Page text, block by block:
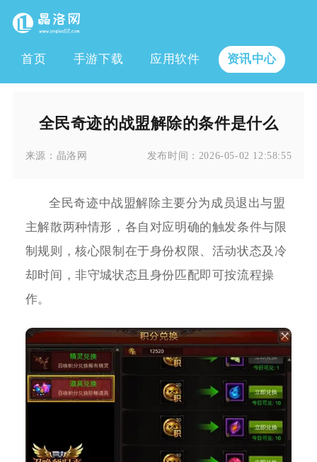
首页 手游下载 应用软件 资讯中心
全民奇迹的战盟解除的条件是什么
来源： 晶洛网 发布时间： 2026-05-02 12:58:55
全民奇迹中战盟解除主要分为成员退出与盟
主解散两种情形，各自对应明确的触发条件与限
制规则，核心限制在于身份权限、活动状态及冷
却时间，非守城状态且身份匹配即可按流程操
作。